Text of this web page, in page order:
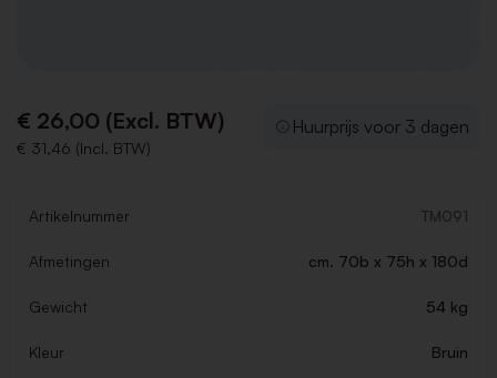
€ 26,00 (Excl. BTW)
€ 31,46 (Incl. BTW)
Huurprijs voor 3 dagen
Artikelnummer TM091
Afmetingen cm. 70b x 75h x 180d
Gewicht 54 kg
Kleur Bruin